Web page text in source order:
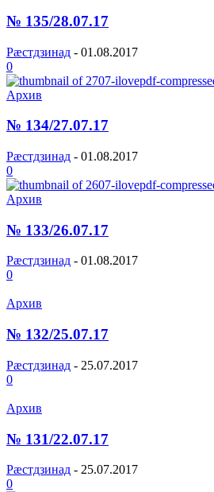
№ 135/28.07.17
Рæстдзинад - 01.08.2017
0
Архив
№ 134/27.07.17
Рæстдзинад - 01.08.2017
0
Архив
№ 133/26.07.17
Рæстдзинад - 01.08.2017
0
Архив
№ 132/25.07.17
Рæстдзинад - 25.07.2017
0
Архив
№ 131/22.07.17
Рæстдзинад - 25.07.2017
0